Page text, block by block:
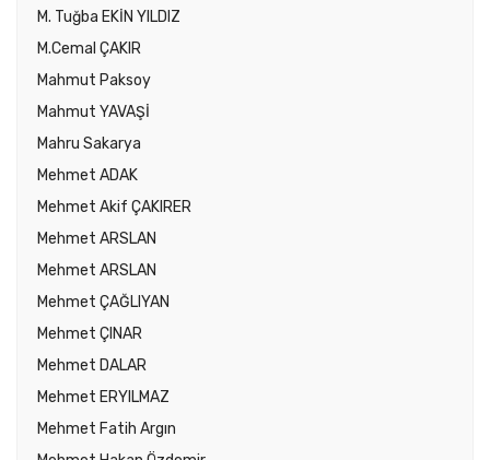
M. Tuğba EKİN YILDIZ
M.Cemal ÇAKIR
Mahmut Paksoy
Mahmut YAVAŞİ
Mahru Sakarya
Mehmet ADAK
Mehmet Akif ÇAKIRER
Mehmet ARSLAN
Mehmet ARSLAN
Mehmet ÇAĞLIYAN
Mehmet ÇINAR
Mehmet DALAR
Mehmet ERYILMAZ
Mehmet Fatih Argın